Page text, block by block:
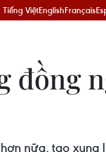
Tiếng ViệtEnglishFrançais
đồng
nữa, tạo xung